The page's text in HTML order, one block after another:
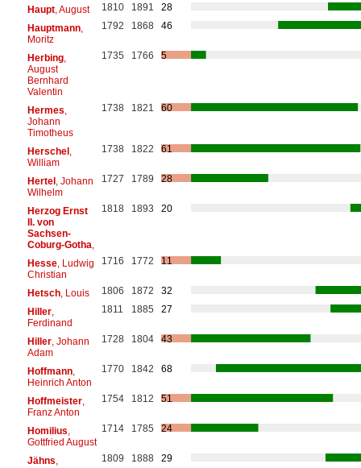
Haupt, August 1810 1891
28
Hauptmann,
Moritz
1792 1868 46
Herbing,
August
Bernhard
Valentin
1735 1766 5
Hermes
Johann
Timotheus
1738 1821 60
Herschel,
William
1738 1822 61
Hertel, Johann
Wilhelm
1727 1789 28
Herzog Ernst
II. von
Sachsen-
Coburg-Gotha
1818 1893 20
Hesse, Ludwig
Christian
1716 1772 11
Hetsch, Louis 1806 1872
32
Hiller,
Ferdinand
1811 1885 27
Hiller, Johann
Adam
1728 1804 43
Hoffmann,
Heinrich Anton
1770 1842 68
Hoffmeister,
Franz Anton
1754 1812 51
Homilius
Gottfried August
1714 1785 24
Jähns 1809 1888 29